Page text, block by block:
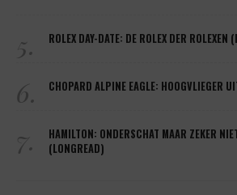
5. ROLEX DAY-DATE: DE ROLEX DER ROLEXEN
6. CHOPARD ALPINE EAGLE: HOOGVLIEGER
7.
HAMILTON: ONDERSCHAT MAAR ZEKER
(LONGREAD)